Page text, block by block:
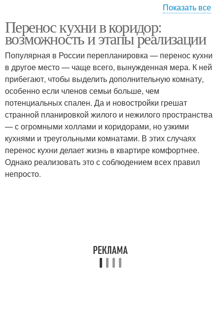
Хранения в новой кухне Кухни в жилую комнату
Оборудование для
новой кухни
Посуды в новой кухне
Зоны на кухне Комната для кухни
Показать все
Перенос кухни в коридор:
возможность и этапы реализации
Популярная в России перепланировка — перенос кухни
в другое место — чаще всего, вынужденная мера. К ней
прибегают, чтобы выделить дополнительную комнату,
особенно если членов семьи больше, чем
потенциальных спален. Да и новостройки грешат
странной планировкой жилого и нежилого пространства
— с огромными холлами и коридорами, но узкими
кухнями и треугольными комнатами. В этих случаях
перенос кухни делает жизнь в квартире комфортнее.
Однако реализовать это с соблюдением всех правил
непросто.